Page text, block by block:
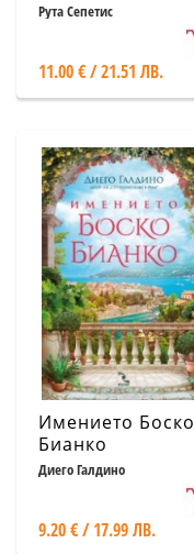
Рута Сепетис
11.00 € / 21.51 ЛВ.
Имението Боско
Бианко
Диего Галдино
9.20 € / 17.99 ЛВ.